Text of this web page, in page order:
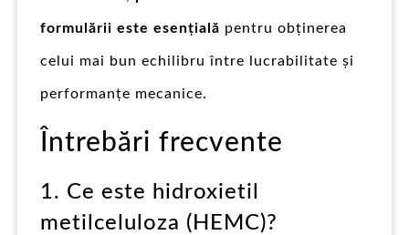
formulării este esențială pentru obținerea
celui mai bun echilibru între lucrabilitate și
performanțe mecanice.
Întrebări frecvente
1. Ce este hidroxietil
metilceluloza (HEMC)?